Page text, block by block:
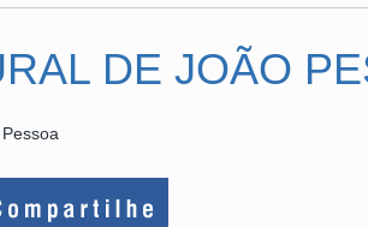
DE JOÃO